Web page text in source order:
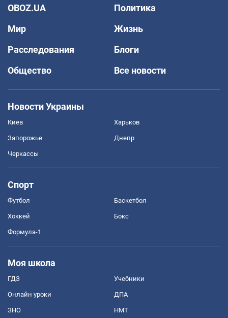
OBOZ.UA
Политика
Мир
Жизнь
Расследования
Блоги
Общество
Все новости
Новости Украины
Киев Харьков
Запорожье Днепр
Черкассы
Спорт
Футбол Баскетбол
Хоккей Бокс
Формула-1
Моя школа
ГДЗ Учебники
Онлайн уроки ДПА
ЗНО НМТ